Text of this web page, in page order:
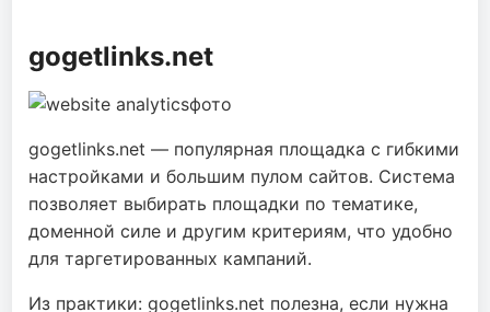
gogetlinks.net
gogetlinks.net — популярная площадка с гибкими
настройками и большим пулом сайтов. Система
позволяет выбирать площадки по тематике,
доменной силе и другим критериям, что удобно
для таргетированных кампаний.
Из практики: gogetlinks.net полезна, если нужна